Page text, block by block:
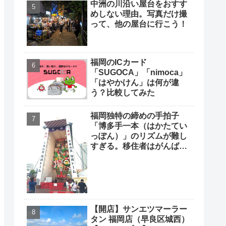
中洲の川沿い屋台をおすす
めしない理由。写真だけ撮
って、他の屋台に行こう！
福岡のICカード
「SUGOCA」「nimoca」
「はやかけん」は何が違
う？比較してみた
福岡独特の締めの手拍子
「博多手一本（はかたてい
っぽん）」のリズムが難し
すぎる。移住者はがんばっ
【開店】サンエツマーラー
タン 福岡店（早良区城西）